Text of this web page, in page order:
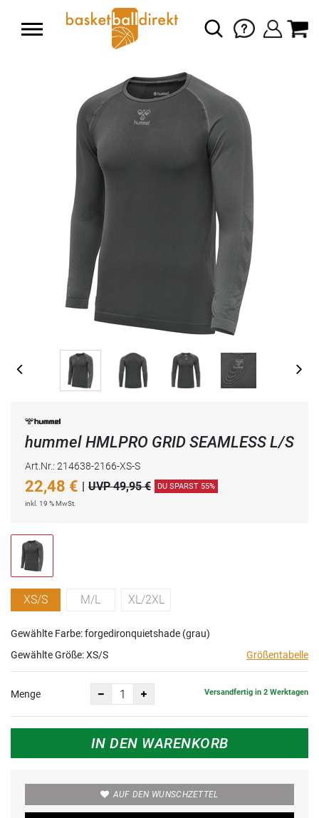
hummel HMLPRO GRID SEAMLESS L/S
Art.Nr.: 214638-2166-XS-S
22,48 € | UVP 49,95 € DU SPARST 55%
inkl. 19 % MwSt.
XS/S M/L XL/2XL
Gewählte Farbe: forgedironquietshade (grau)
Gewählte Größe:XS/S Größentabelle
Menge Versandfertig in 2 Werktagen
IN DEN WARENKORB
AUF DEN WUNSCHZETTEL